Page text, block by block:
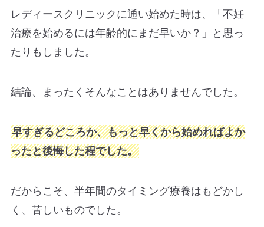
レディースクリニックに通い始めた時は、「不妊
治療を始めるには年齢的にまだ早いか？」と思っ
たりもしました。
結論、まったくそんなことはありませんでした。
早すぎるどころか、もっと早くから始めればよか
ったと後悔した程でした。
だからこそ、半年間のタイミング療養はもどかし
く、苦しいものでした。